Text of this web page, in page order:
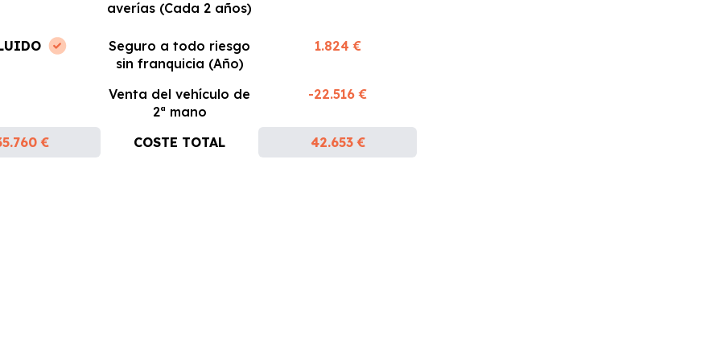
averías (Cada 2 años)
Seguro a todo riesgo
sin franquicia (Año)
1.824 €
Venta del vehículo de
2ª mano
-22.516 €
€ COSTE TOTAL 42.653 €